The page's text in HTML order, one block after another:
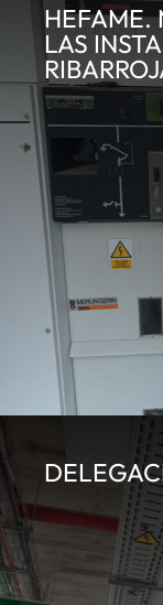
HEFAME.
LAS